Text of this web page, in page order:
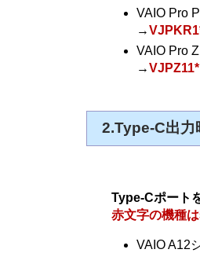
VAIO Pro
→
VAIO Pro
→VJPZ11*
2.Type-C出力
Type-Cポート
赤文字の機種
VAIO A12